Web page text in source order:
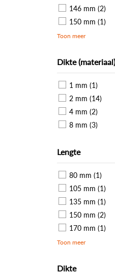
146 mm (2)
150 mm (1)
Toon meer
Dikte (materiaal)
1 mm (1)
2 mm (14)
4 mm (2)
8 mm (3)
Lengte
80 mm (1)
105 mm (1)
135 mm (1)
150 mm (2)
170 mm (1)
Toon meer
Dikte